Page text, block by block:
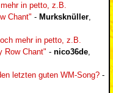
in petto, z.B.
Chant" - Murksknüller,
mehr in petto, z.B.
Row Chant" - nico36de,
letzten guten WM-Song? -